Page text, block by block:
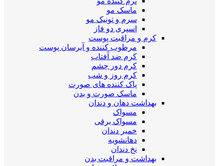
ماسک مو
سرم و تونیک مو
اسپری دو فاز
کرم و مراقبت پوست
مرطوب کننده و آبرسان پوست
کرم ضد آفتاب
کرم دور چشم
کرم روز و شب
پاک کننده های صورت
ماسک صورت و بدن
بهداشت دهان و دندان
مسواک
مسواک برقی
خمیر دندان
دهانشویه
نخ دندان
بهداشت و مراقبت بدن